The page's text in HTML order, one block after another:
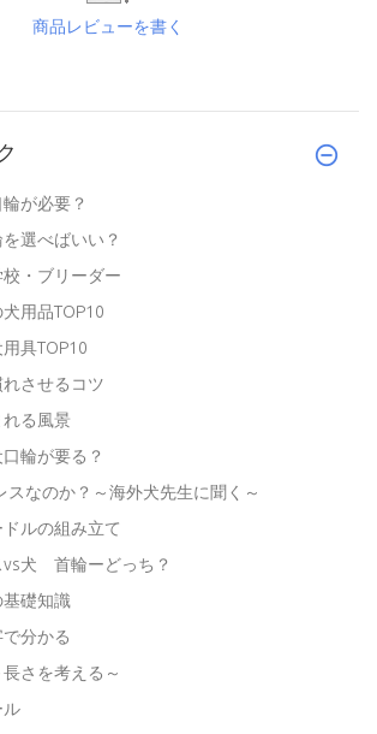
商品レビューを書く
が必要？
選べばいい？
・ブリーダー
用品TOP10
具TOP10
させるコツ
る風景
輪が要る？
スなのか？～海外犬先生に聞く～
ルの組み立て
犬 首輪ーどっち？
礎知識
分かる
さを考える～